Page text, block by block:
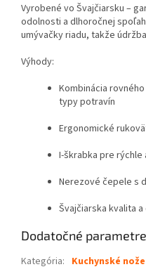
Vyrobené vo Švajčiarsku –
odolnosti a dlhoročnej
umývačky riadu, takže
Výhody:
Kombinácia
typy potravín
Ergonomické
I-škrabka pre rýchle
Nerezové čepele s
Švajčiarska kvalita
Dodatočné parametre
Kategória: Kuchynské nože